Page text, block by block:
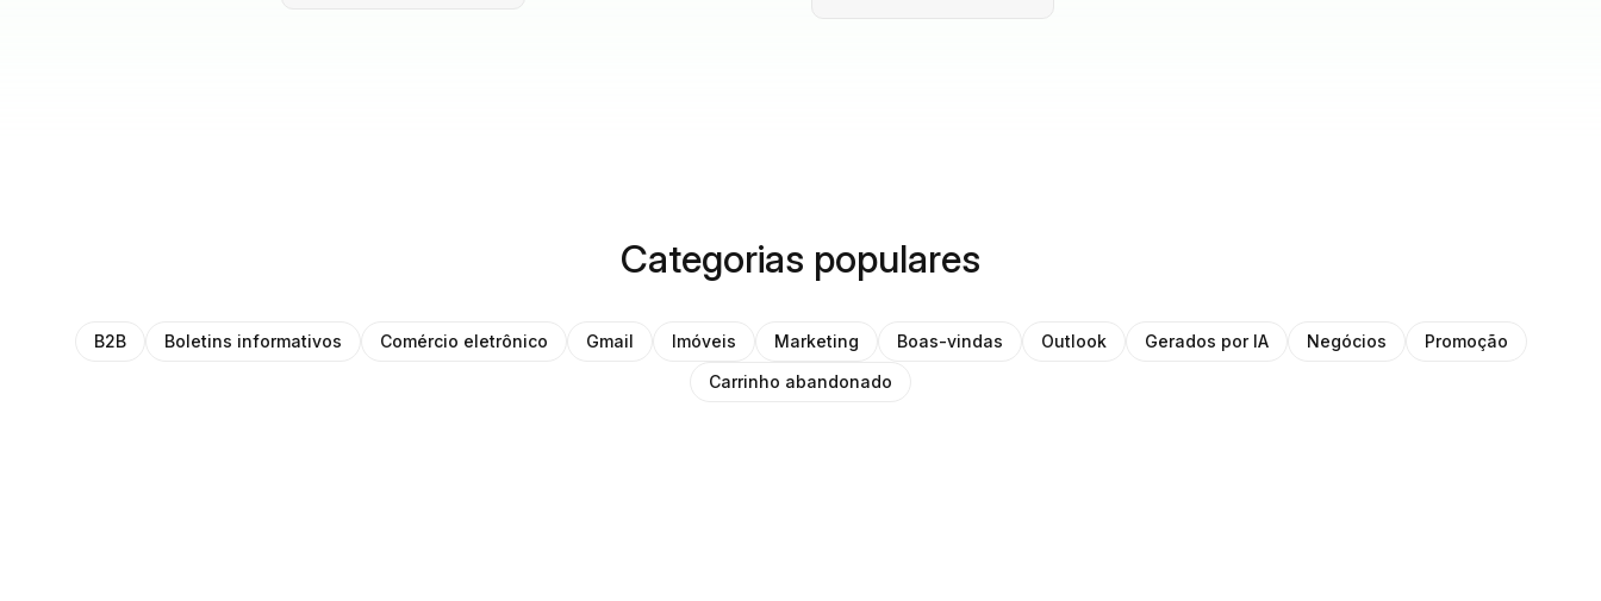
Categorias populares
B2B Boletins informativos Comércio eletrônico Gmail Imóveis Marketing Boas-vindas Outlook Gerados por IA Negócios
Promoção
Carrinho abandonado